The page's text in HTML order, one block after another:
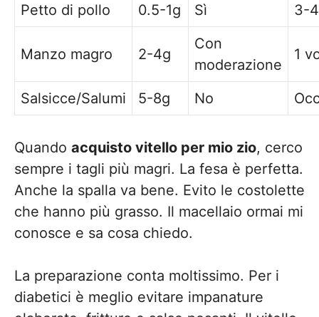
Petto di pollo
0.5-1g Sì 3-
Manzo magro 2-4g
Con
moderazione
1
Salsicce/Salumi 5-8g No
Quando acquisto vitello per mio zio, cerco
sempre i tagli più magri. La fesa è perfetta.
Anche la spalla va bene. Evito le costolette
che hanno più grasso. Il macellaio ormai mi
conosce e sa cosa chiedo.
La preparazione conta moltissimo. Per i
diabetici è meglio evitare impanature